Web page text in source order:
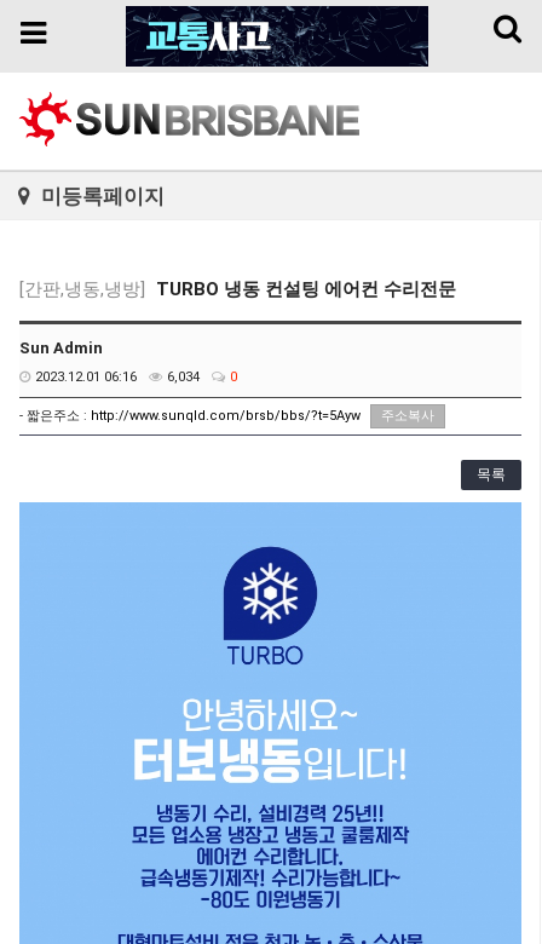
Toggle
Toggle
미등록페이지
[간판,냉동,냉방] TURBO 냉동 컨설팅 에어컨 수리전문
Sun Admin
2023.12.01 06:16 6,034 0
- 짧은주소 : http://www.sunqld.com/brsb/bbs/?t=5Ayw 주소복사
목록